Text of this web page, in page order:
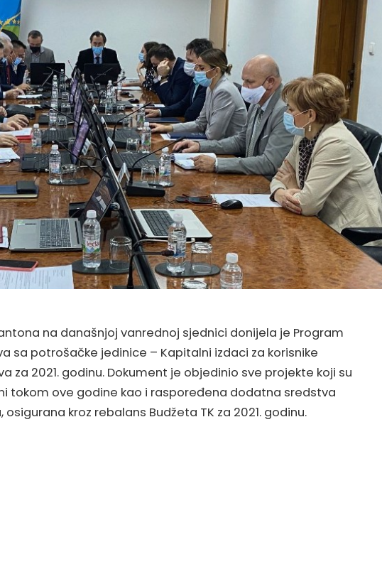
na današnjoj vanrednoj sjednici donijela je Program
sa potrošačke jedinice – Kapitalni izdaci za korisnike
za 2021. godinu. Dokument je objedinio sve projekte koji su
tokom ove godine kao i raspoređena dodatna sredstva
kroz rebalans Budžeta TK za 2021. godinu.